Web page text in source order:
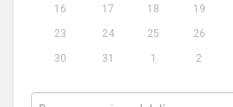
16
17 18 19
23
24 25 26
30
31 1 2